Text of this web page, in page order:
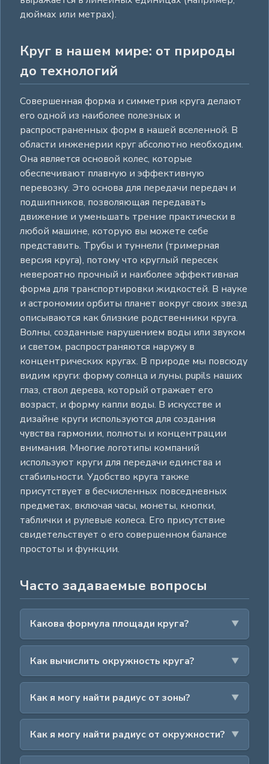
дюймах или метрах).
Круг в нашем мире: от природы
до технологий
Совершенная форма и симметрия круга делают
его одной из наиболее полезных и
распространенных форм в нашей вселенной. В
области инженерии круг абсолютно необходим.
Она является основой колес, которые
обеспечивают плавную и эффективную
перевозку. Это основа для передачи передач и
подшипников, позволяющая передавать
движение и уменьшать трение практически в
любой машине, которую вы можете себе
представить. Трубы и туннели (тримерная
версия круга), потому что круглый пересек
невероятно прочный и наиболее эффективная
форма для транспортировки жидкостей. В науке
и астрономии орбиты планет вокруг своих звезд
описываются как близкие родственники круга.
Волны, созданные нарушением воды или звуком
и светом, распространяются наружу в
концентрических кругах. В природе мы повсюду
видим круги: форму солнца и луны, pupils наших
глаз, ствол дерева, который отражает его
возраст, и форму капли воды. В искусстве и
дизайне круги используются для создания
чувства гармонии, полноты и концентрации
внимания. Многие логотипы компаний
используют круги для передачи единства и
стабильности. Удобство круга также
присутствует в бесчисленных повседневных
предметах, включая часы, монеты, кнопки,
таблички и рулевые колеса. Его присутствие
свидетельствует о его совершенном балансе
простоты и функции.
Часто задаваемые вопросы
Какова формула площади круга?
Как вычислить окружность круга?
Как я могу найти радиус от зоны?
Как я могу найти радиус от окружности?